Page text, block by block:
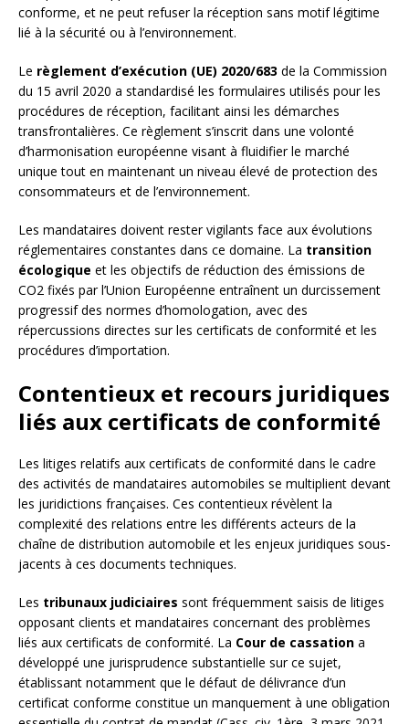
conforme, et ne peut refuser la réception sans motif légitime
lié à la sécurité ou à l’environnement.
Le règlement d’exécution (UE) 2020/683 de la Commission
du 15 avril 2020 a standardisé les formulaires utilisés pour les
procédures de réception, facilitant ainsi les démarches
transfrontalières. Ce règlement s’inscrit dans une volonté
d’harmonisation européenne visant à fluidifier le marché
unique tout en maintenant un niveau élevé de protection des
consommateurs et de l’environnement.
Les mandataires doivent rester vigilants face aux évolutions
réglementaires constantes dans ce domaine. La transition
écologique et les objectifs de réduction des émissions de
CO2 fixés par l’Union Européenne entraînent un durcissement
progressif des normes d’homologation, avec des
répercussions directes sur les certificats de conformité et les
procédures d’importation.
Contentieux et recours juridiques
liés aux certificats de conformité
Les litiges relatifs aux certificats de conformité dans le cadre
des activités de mandataires automobiles se multiplient devant
les juridictions françaises. Ces contentieux révèlent la
complexité des relations entre les différents acteurs de la
chaîne de distribution automobile et les enjeux juridiques sous-
jacents à ces documents techniques.
Les tribunaux judiciaires sont fréquemment saisis de litiges
opposant clients et mandataires concernant des problèmes
liés aux certificats de conformité. La Cour de cassation a
développé une jurisprudence substantielle sur ce sujet,
établissant notamment que le défaut de délivrance d’un
certificat conforme constitue un manquement à une obligation